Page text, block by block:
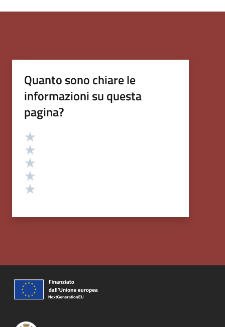
Quanto sono chiare le
informazioni su questa
pagina?
Valutazione